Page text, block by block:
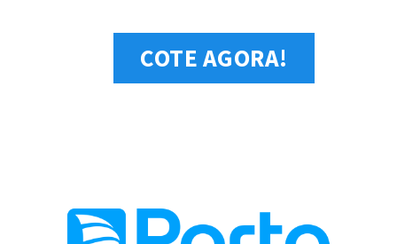
COTE AGORA!